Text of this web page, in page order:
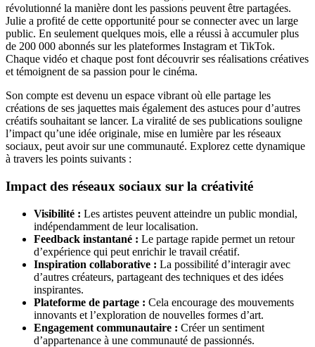
révolutionné la manière dont les passions peuvent être partagées.
Julie a profité de cette opportunité pour se connecter avec un large
public. En seulement quelques mois, elle a réussi à accumuler plus
de 200 000 abonnés sur les plateformes Instagram et TikTok.
Chaque vidéo et chaque post font découvrir ses réalisations créatives
et témoignent de sa passion pour le cinéma.
Son compte est devenu un espace vibrant où elle partage les
créations de ses jaquettes mais également des astuces pour d’autres
créatifs souhaitant se lancer. La viralité de ses publications souligne
l’impact qu’une idée originale, mise en lumière par les réseaux
sociaux, peut avoir sur une communauté. Explorez cette dynamique
à travers les points suivants :
Impact des réseaux sociaux sur la créativité
Visibilité : Les artistes peuvent atteindre un public mondial,
indépendamment de leur localisation.
Feedback instantané : Le partage rapide permet un retour
d’expérience qui peut enrichir le travail créatif.
Inspiration collaborative : La possibilité d’interagir avec
d’autres créateurs, partageant des techniques et des idées
inspirantes.
Plateforme de partage : Cela encourage des mouvements
innovants et l’exploration de nouvelles formes d’art.
Engagement communautaire : Créer un sentiment
d’appartenance à une communauté de passionnés.